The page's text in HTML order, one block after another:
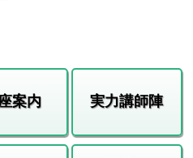
案内 実力講師陣